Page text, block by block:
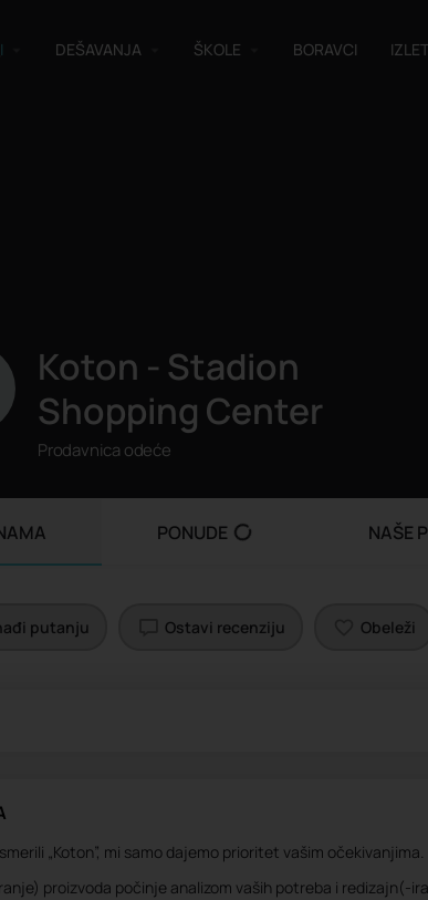
DEŠAVANJA ŠKOLE BORAVCI
Koton - Stadion
Shopping Center
Prodavnica odeće
PONUDE NAŠE
putanju Ostavi recenziju Obeleži
„Koton”, mi samo dajemo prioritet vašim očekivanjima.
proizvoda počinje analizom vaših potreba i redizajn(-